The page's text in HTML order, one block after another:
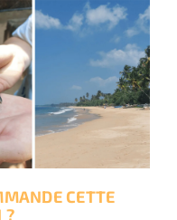
CETTE
?